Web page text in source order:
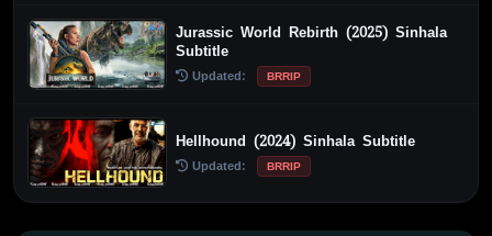
Jurassic World Rebirth (2025) Sinhala
Subtitle
Updated: BRRIP
Hellhound (2024) Sinhala Subtitle
Updated: BRRIP